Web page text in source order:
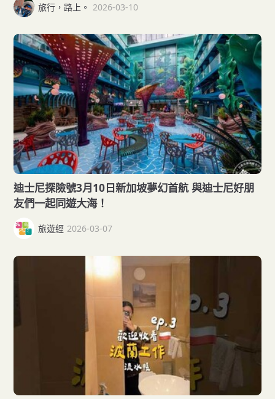
旅行，路上。 2026-03-10
迪士尼探險號3月10日新加坡夢幻首航 與迪士尼好朋
友們一起同遊大海！
旅遊經 2026-03-07